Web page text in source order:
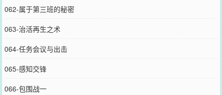
062-属于第三班的秘密
063-治活再生之术
064-任务会议与出击
065-感知交锋
066-包围战一